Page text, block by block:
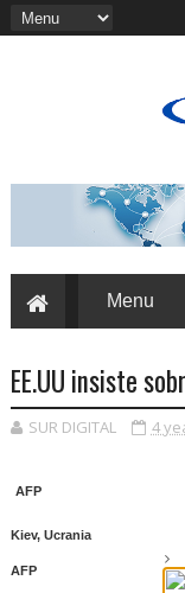
EE.UU insiste
SUR DIGITAL 4
AFP
Kiev, Ucrania
AFP